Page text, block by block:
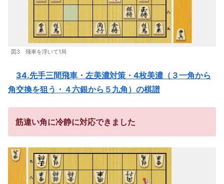
図3 飛車を浮いて1局
34.先手三間飛車・左美濃対策・4枚美濃（３一角から
角交換を狙う・４六銀から５九角）の棋譜
筋違い角に冷静に対応できました